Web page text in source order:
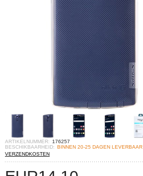
ARTIKELNUMMER:
176257
BESCHIKBAARHEID: BINNEN 20-25 DAGEN LEVERBAAR
VERZENDKOSTEN